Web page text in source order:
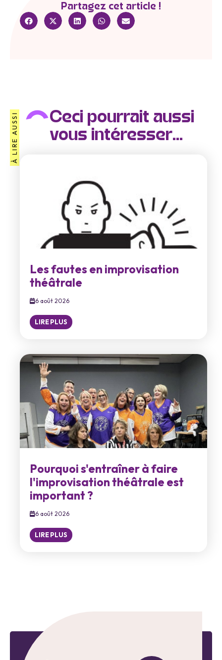
Partagez cet article !
À LIRE AUSSI
Ceci pourrait aussi
vous intéresser...
Les fautes en improvisation
théâtrale
6 août 2026
LIRE PLUS
Pourquoi s'entraîner à faire
l'improvisation théâtrale est
important ?
6 août 2026
LIRE PLUS